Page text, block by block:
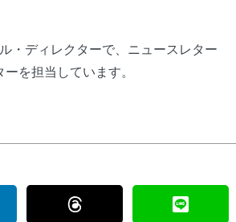
・ディレクターで、ニュースレター
を担当しています。